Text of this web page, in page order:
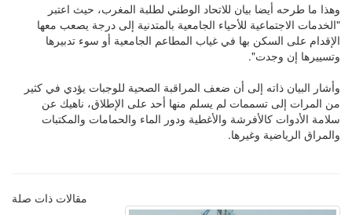
وهذا ما طرحه أيضا بيان للاتحاد الوطني لطلبة المغرب، حيث اعتبر
"الخدمات الاجتماعية للأحياء الجامعية بالمتدنية إلى درجة يصعب معها
الإقدام على السكن بها في غياب المطاعم الجامعية أو سوء تدبيرها
وتسييرها إن وجدت".
وأشار البيان ذاته إلى أن ضعف المراقبة الصحية للوجبات يؤدي في كثير
من المرات إلى تسممات لم يسلم منها أحد على الإطلاق، ناهيك عن
سلامة الأدوات كالأفرشة والأغطية ودور الماء والحمامات والمكتبات
والمراق الرياضية وغيرها.
مقالات ذات صلة